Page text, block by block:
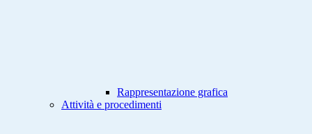
Rappresentazione grafica
Attività e procedimenti